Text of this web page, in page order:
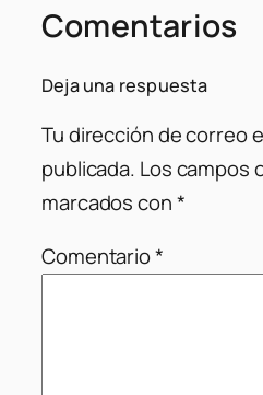
Comentarios
Deja una respuesta
Tu dirección de correo
publicada. Los campos
marcados con*
Comentario*